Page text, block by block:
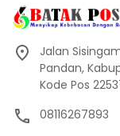
Jalan
Pandan,
Kode Pos
08116267893